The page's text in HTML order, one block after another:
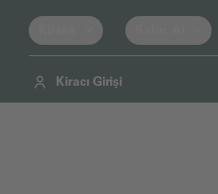
Kiracı Girişi